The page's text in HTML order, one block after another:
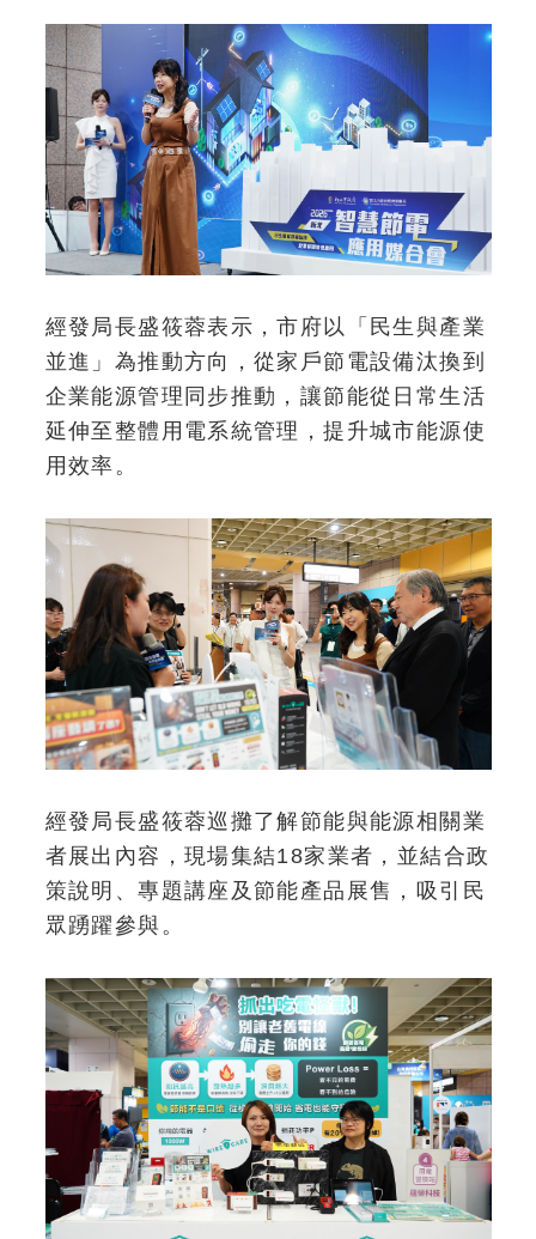
經發局長盛筱蓉表示，市府以「民生與產業
並進」為推動方向，從家戶節電設備汰換到
企業能源管理同步推動，讓節能從日常生活
延伸至整體用電系統管理，提升城市能源使
用效率。
經發局長盛筱蓉巡攤了解節能與能源相關業
者展出內容，現場集結18家業者，並結合政
策說明、專題講座及節能產品展售，吸引民
眾踴躍參與。